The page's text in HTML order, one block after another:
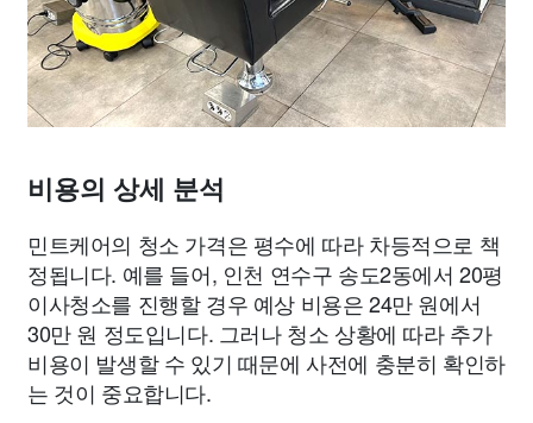
비용의 상세 분석
민트케어의 청소 가격은 평수에 따라 차등적으로 책
정됩니다. 예를 들어, 인천 연수구 송도2동에서 20평
이사청소를 진행할 경우 예상 비용은 24만 원에서
30만 원 정도입니다. 그러나 청소 상황에 따라 추가
비용이 발생할 수 있기 때문에 사전에 충분히 확인하
는 것이 중요합니다.